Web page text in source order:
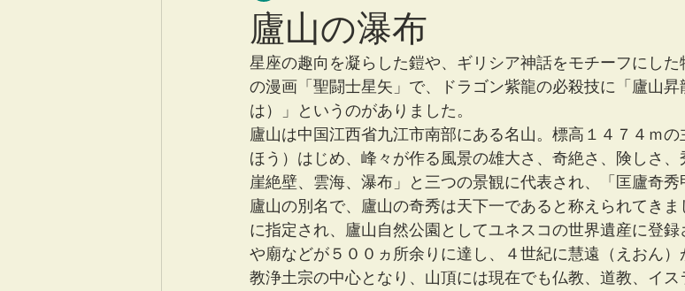
建築 造園 動物 植物 自然科学 音楽 メディ
廬山の瀑布
星座の趣向を凝らした鎧や、ギリシア神話をモチーフにし
の漫画「聖闘士星矢」で、ドラゴン紫龍の必殺技に「廬山昇
は）」というのがありました。
廬山は中国江西省九江市南部にある名山。標高１４７４ｍ
ほう）はじめ、峰々が作る風景の雄大さ、奇絶さ、険しさ
崖絶壁、雲海、瀑布」と三つの景観に代表され、「匡廬奇
廬山の別名で、廬山の奇秀は天下一であると称えられてき
に指定され、廬山自然公園としてユネスコの世界遺産に登
や廟などが５００ヵ所余りに達し、４世紀に慧遠（えおん
教浄土宗の中心となり、山頂には現在でも仏教、道教、イス